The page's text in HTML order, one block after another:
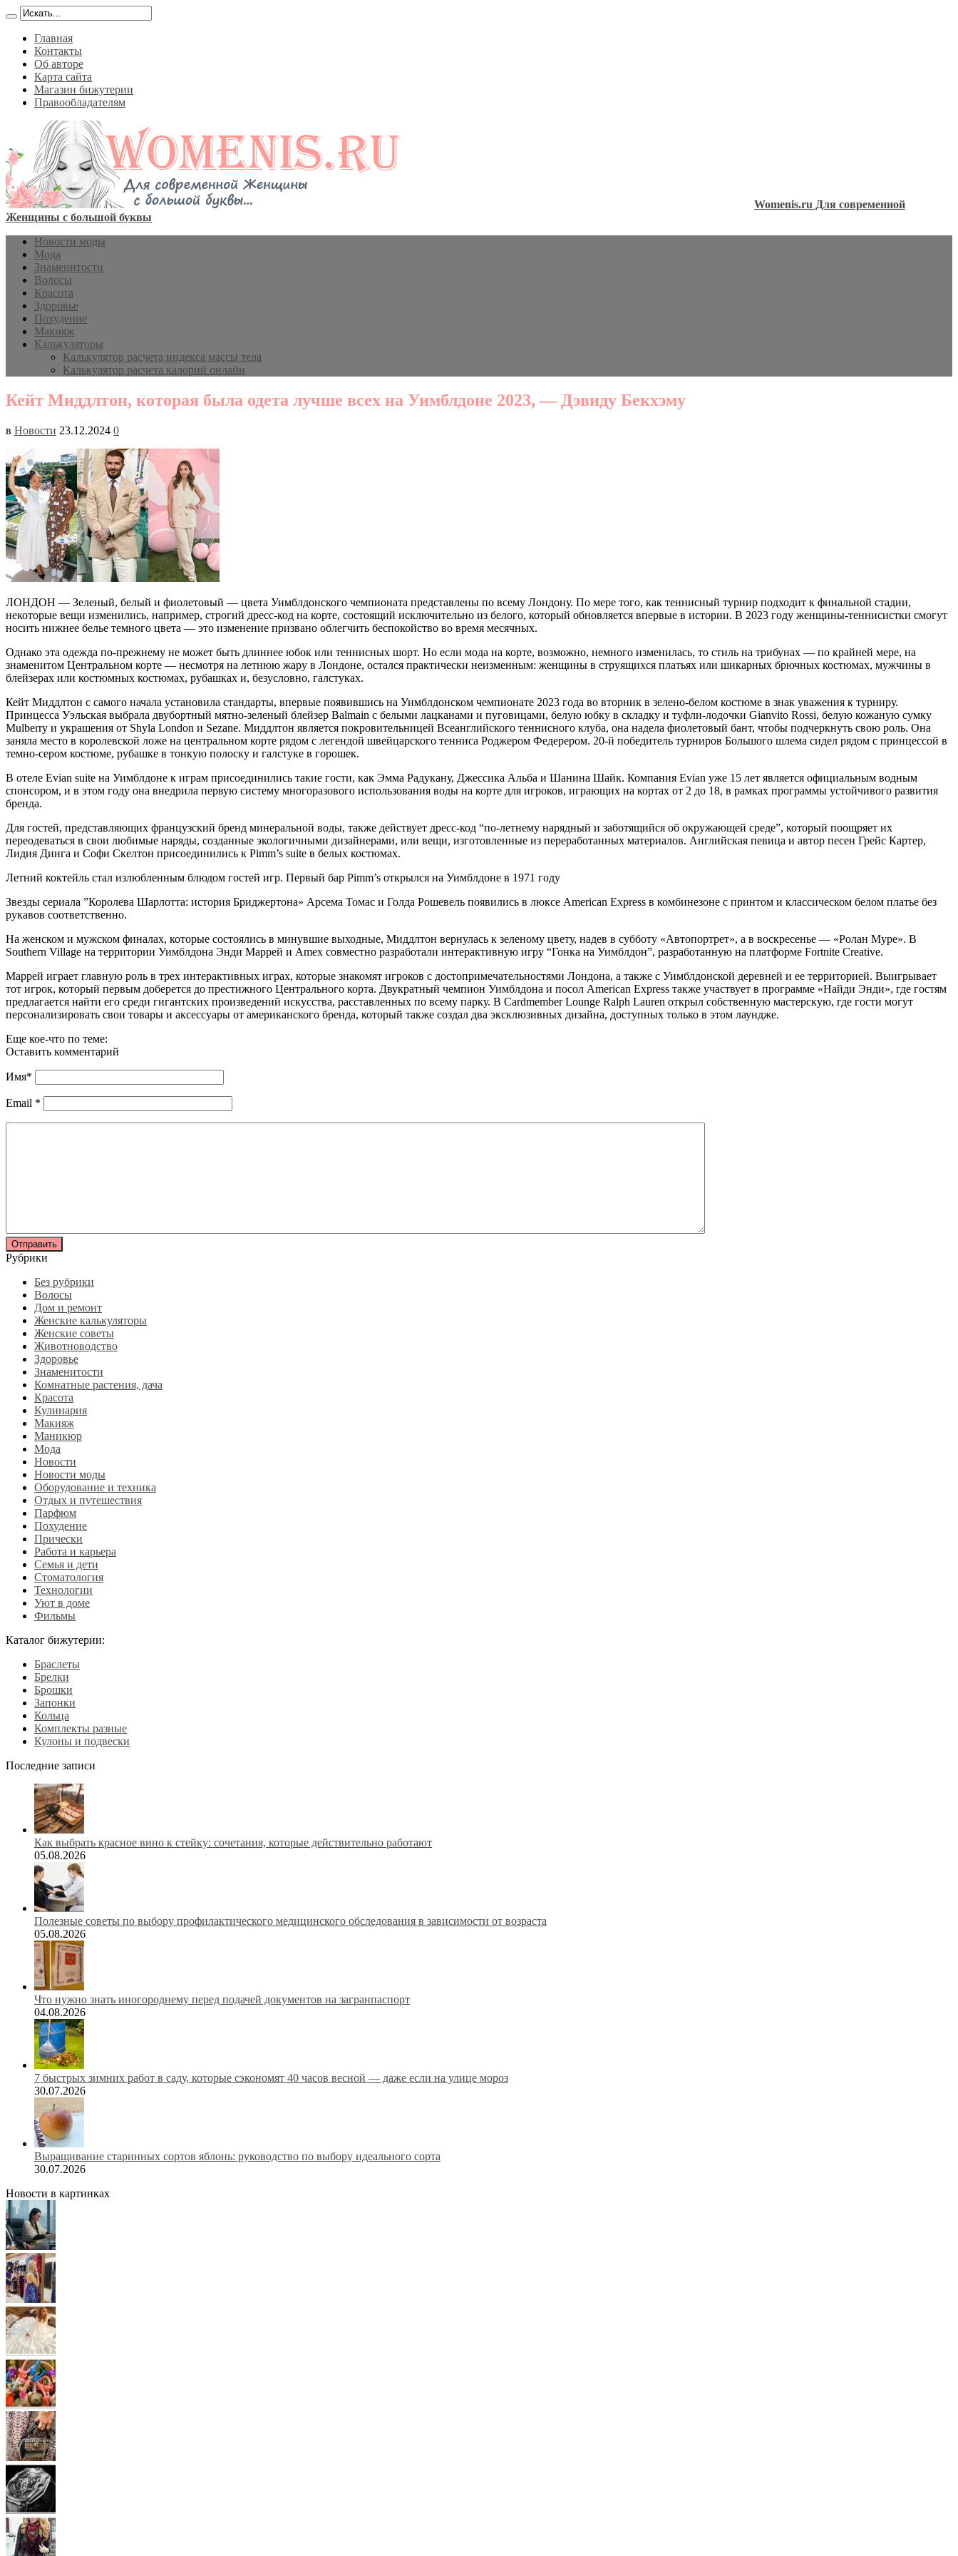
Главная
Контакты
Об авторе
Карта сайта
Магазин бижутерии
Правообладателям
Womenis.ru Для современной
Женщины с большой буквы
Новости моды
Мода
Знаменитости
Волосы
Красота
Здоровье
Похудение
Макияж
Калькуляторы
Калькулятор расчета индекса массы тела
Калькулятор расчета калорий онлайн
Кейт Миддлтон, которая была одета лучше всех на Уимблдоне 2023, — Дэвиду Бекхэму
в Новости 23.12.2024 0
ЛОНДОН — Зеленый, белый и фиолетовый — цвета Уимблдонского чемпионата представлены по всему Лондону. По мере того, как теннисный турнир подходит к финальной стадии,
некоторые вещи изменились, например, строгий дресс-код на корте, состоящий исключительно из белого, который обновляется впервые в истории. В 2023 году женщины-теннисистки смогут
носить нижнее белье темного цвета — это изменение призвано облегчить беспокойство во время месячных.
Однако эта одежда по-прежнему не может быть длиннее юбок или теннисных шорт. Но если мода на корте, возможно, немного изменилась, то стиль на трибунах — по крайней мере, на
знаменитом Центральном корте — несмотря на летнюю жару в Лондоне, остался практически неизменным: женщины в струящихся платьях или шикарных брючных костюмах, мужчины в
блейзерах или костюмных костюмах, рубашках и, безусловно, галстуках.
Кейт Миддлтон с самого начала установила стандарты, впервые появившись на Уимблдонском чемпионате 2023 года во вторник в зелено-белом костюме в знак уважения к турниру.
Принцесса Уэльская выбрала двубортный мятно-зеленый блейзер Balmain с белыми лацканами и пуговицами, белую юбку в складку и туфли-лодочки Gianvito Rossi, белую кожаную сумку
Mulberry и украшения от Shyla London и Sezane. Миддлтон является покровительницей Всеанглийского теннисного клуба, она надела фиолетовый бант, чтобы подчеркнуть свою роль. Она
заняла место в королевской ложе на центральном корте рядом с легендой швейцарского тенниса Роджером Федерером. 20-й победитель турниров Большого шлема сидел рядом с принцессой в
темно-сером костюме, рубашке в тонкую полоску и галстуке в горошек.
В отеле Evian suite на Уимблдоне к играм присоединились такие гости, как Эмма Радукану, Джессика Альба и Шанина Шайк. Компания Evian уже 15 лет является официальным водным
спонсором, и в этом году она внедрила первую систему многоразового использования воды на корте для игроков, играющих на кортах от 2 до 18, в рамках программы устойчивого развития
бренда.
Для гостей, представляющих французский бренд минеральной воды, также действует дресс-код “по-летнему нарядный и заботящийся об окружающей среде”, который поощряет их
переодеваться в свои любимые наряды, созданные экологичными дизайнерами, или вещи, изготовленные из переработанных материалов. Английская певица и автор песен Грейс Картер,
Лидия Динга и Софи Скелтон присоединились к Pimm’s suite в белых костюмах.
Летний коктейль стал излюбленным блюдом гостей игр. Первый бар Pimm’s открылся на Уимблдоне в 1971 году
Звезды сериала ”Королева Шарлотта: история Бриджертона» Арсема Томас и Голда Рошевель появились в люксе American Express в комбинезоне с принтом и классическом белом платье без
рукавов соответственно.
На женском и мужском финалах, которые состоялись в минувшие выходные, Миддлтон вернулась к зеленому цвету, надев в субботу «Автопортрет», а в воскресенье — «Ролан Муре». В
Southern Village на территории Уимблдона Энди Маррей и Amex совместно разработали интерактивную игру “Гонка на Уимблдон”, разработанную на платформе Fortnite Creative.
Маррей играет главную роль в трех интерактивных играх, которые знакомят игроков с достопримечательностями Лондона, а также с Уимблдонской деревней и ее территорией. Выигрывает
тот игрок, который первым доберется до престижного Центрального корта. Двукратный чемпион Уимблдона и посол American Express также участвует в программе «Найди Энди», где гостям
предлагается найти его среди гигантских произведений искусства, расставленных по всему парку. В Cardmember Lounge Ralph Lauren открыл собственную мастерскую, где гости могут
персонализировать свои товары и аксессуары от американского бренда, который также создал два эксклюзивных дизайна, доступных только в этом лаундже.
Еще кое-что по теме:
Оставить комментарий
Имя*
Email *
Рубрики
Без рубрики
Волосы
Дом и ремонт
Женские калькуляторы
Женские советы
Животноводство
Здоровье
Знаменитости
Комнатные растения, дача
Красота
Кулинария
Макияж
Маникюр
Мода
Новости
Новости моды
Оборудование и техника
Отдых и путешествия
Парфюм
Похудение
Прически
Работа и карьера
Семья и дети
Стоматология
Технологии
Уют в доме
Фильмы
Каталог бижутерии:
Браслеты
Брелки
Брошки
Запонки
Кольца
Комплекты разные
Кулоны и подвески
Последние записи
Как выбрать красное вино к стейку: сочетания, которые действительно работают
05.08.2026
Полезные советы по выбору профилактического медицинского обследования в зависимости от возраста
05.08.2026
Что нужно знать иногороднему перед подачей документов на загранпаспорт
04.08.2026
7 быстрых зимних работ в саду, которые сэкономят 40 часов весной — даже если на улице мороз
30.07.2026
Выращивание старинных сортов яблонь: руководство по выбору идеального сорта
30.07.2026
Новости в картинках